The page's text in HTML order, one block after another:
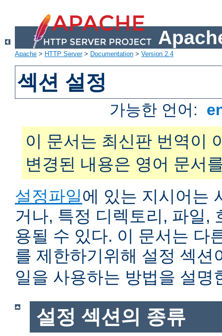
Apache > HTTP Server> Documentation > Version 2.4
섹션 설정
가능한 언어:
이 문서는 최신판 번역이
변경된 내용은 영어 문서
설정파일에 있는 지시어는
거나, 특정 디렉토리, 파일,
용될 수 있다. 이 문서는 다
를 제한하기위해 설정 섹션
일을 사용하는 방법을 설명
설정 섹션의 종류